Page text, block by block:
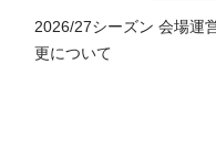
2026/27シーズン 会場運
更について